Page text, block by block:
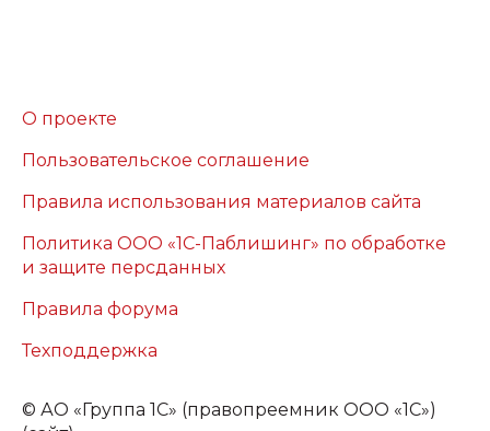
О проекте
Пользовательское соглашение
Правила использования материалов сайта
Политика ООО «1С-Паблишинг» по обработке
и защите персданных
Правила форума
Техподдержка
© АО «Группа 1С» (правопреемник ООО «1С»)